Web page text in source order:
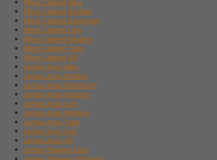
Filling Cabinet Alba
Filling Cabinet Brother
Filling Cabinet Emporium
Filling Cabinet Lion
Filling Cabinet Modera
Filling Cabinet Tiger
Filling Cabinet VIP
Lemari Arsip Alba
Lemari Arsip Brother
Lemari Arsip Emporium
Lemari Arsip Importa
Lemari Arsip Lion
Lemari Arsip Modera
Lemari Arsip Tiger
Lemari Arsip Uno
Lemari Arsip VIP
Lemari Pakaian Expo